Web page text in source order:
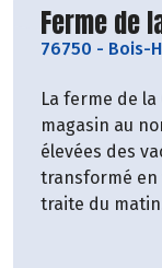
Découvrir
Ferme de
76750 - Bois-
La ferme de la
magasin au
élevées des
transformé en
traite du
de Bray, la